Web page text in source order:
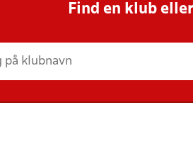
Find en klub